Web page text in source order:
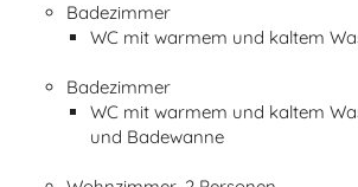
Badezimmer
WC mit warmem und kaltem
Badezimmer
WC mit warmem und kaltem
und Badewanne